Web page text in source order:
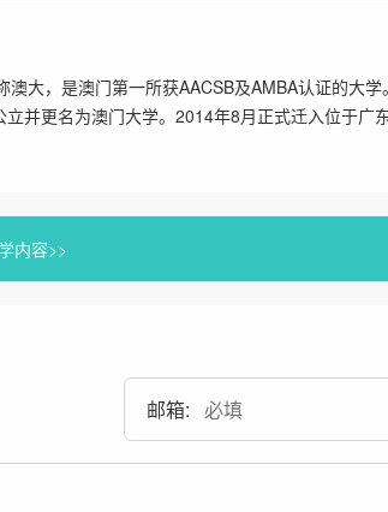
大，是澳门第一所获AACSB及AMBA认证的大学
并更名为澳门大学。2014年8月正式迁入位于广
内容>>
邮箱: